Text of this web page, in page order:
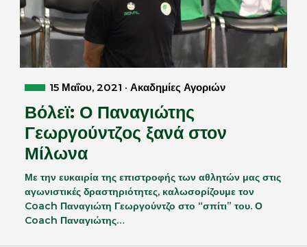
15 Μαΐου, 2021 · Ακαδημίες Αγοριών
Βόλεϊ: Ο Παναγιώτης
Γεωργούντζος ξανά στον
Μίλωνα
Με την ευκαιρία της επιστροφής των αθλητών μας στις
αγωνιστικές δραστηριότητες, καλωσορίζουμε τον
Coach Παναγιώτη Γεωργούντζο στο “σπίτι” του. Ο
Coach Παναγιώτης…